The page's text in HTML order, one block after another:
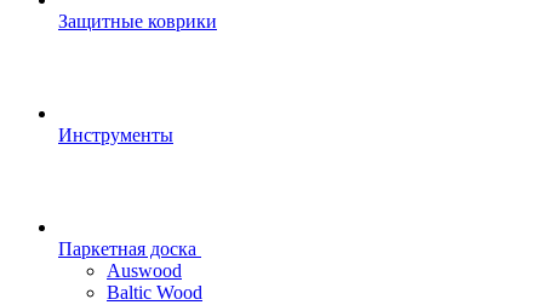
Защитные коврики
Инструменты
Паркетная доска
Auswood
Baltic Wood